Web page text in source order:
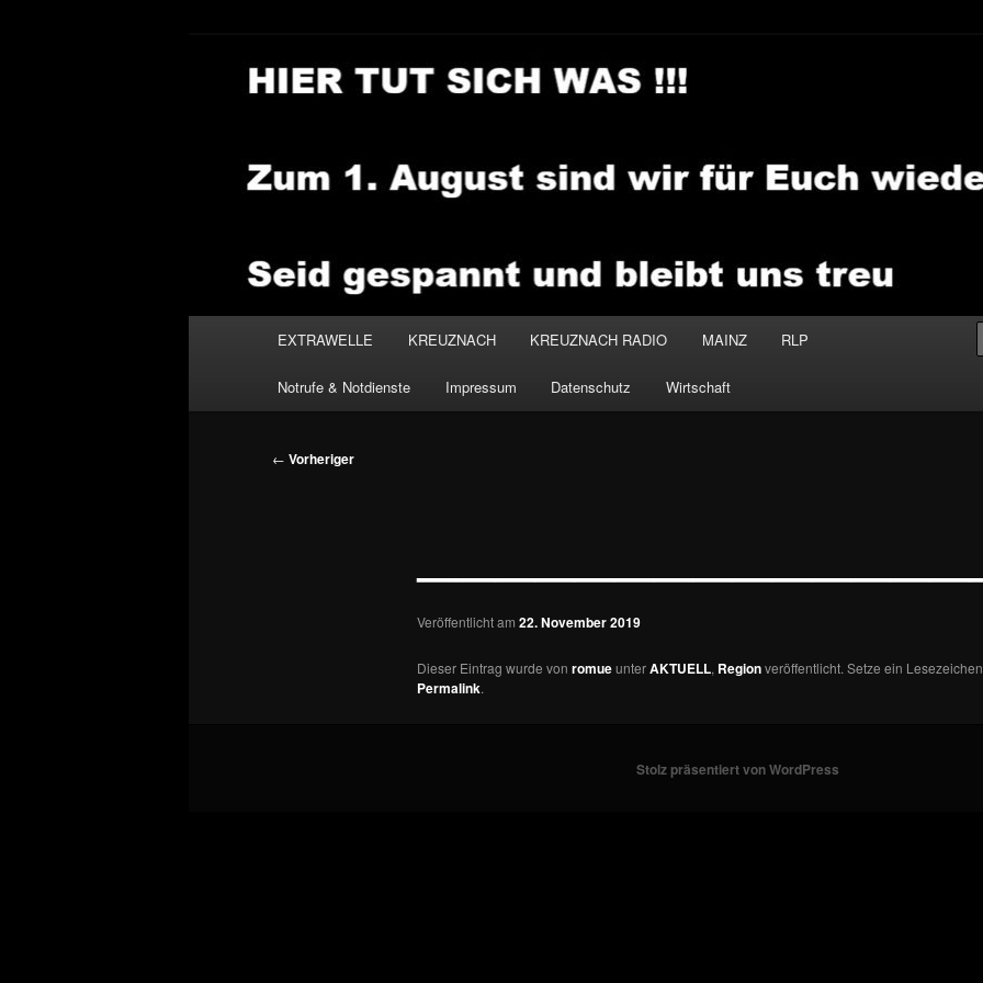
EXTRAWELLE KREUZNACH KREUZNACH RADIO MAINZ RLP
Notrufe & Notdienste Impressum Datenschutz Wirtschaft
Beitragsnavigation
← Vorheriger
Veröffentlicht am 22. November 2019
Dieser Eintrag wurde von romueunterAKTUELL, Regionveröffentlicht. Setze ein
Permalink.
Stolz präsentiert von WordPress